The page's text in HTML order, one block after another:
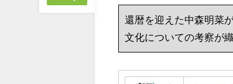
還暦を迎えた中森明菜
文化についての考察が